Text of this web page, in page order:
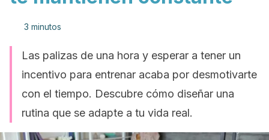
3 minutos
Las palizas de una hora y esperar a tener un
incentivo para entrenar acaba por desmotivarte
con el tiempo. Descubre cómo diseñar una
rutina que se adapte a tu vida real.